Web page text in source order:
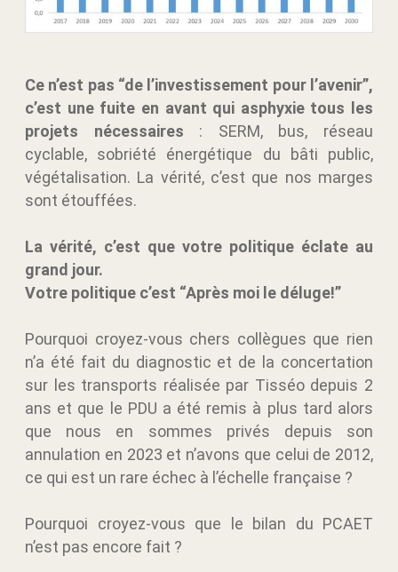
Ce n’est pas “de l’investissement pour l’avenir”,
c’est une fuite en avant qui asphyxie tous les
projets nécessaires : SERM, bus, réseau
cyclable, sobriété énergétique du bâti public,
végétalisation. La vérité, c’est que nos marges
sont étouffées.
La vérité, c’est que votre politique éclate au
grand jour.
Votre politique c’est “Après moi le déluge!”
Pourquoi croyez-vous chers collègues que rien
n’a été fait du diagnostic et de la concertation
sur les transports réalisée par Tisséo depuis 2
ans et que le PDU a été remis à plus tard alors
que nous en sommes privés depuis son
annulation en 2023 et n’avons que celui de 2012,
ce qui est un rare échec à l’échelle française ?
Pourquoi croyez-vous que le bilan du PCAET
n’est pas encore fait ?